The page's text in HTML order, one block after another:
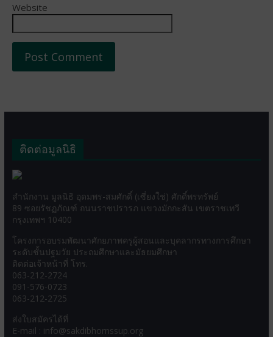
Website
ติดต่อมูลนิธิ
สำนักงาน มูลนิธิ อุดมพร-สมศักดิ์ (เซี่ยงใช่) ศักดิ์พรทรัพย์
89 ซอยรัชฏภัณฑ์ ถนนราชปรารภ แขวงมักกะสัน เขตราชเทวี
กรุงเทพฯ 10400
โครงการอบรมพัฒนาศักยภาพครูผู้สอนและบุคลากรทางการศึกษา
ระดับชั้นปฐมวัย ประถมศึกษาและมัธยมศึกษา
ติดต่อเจ้าหน้าที่ โทร.
063-212-2724
091-576-0723
063-212-2725
ส่งใบสมัครได้ที่
E-mail : info@sakdibhornssup.org